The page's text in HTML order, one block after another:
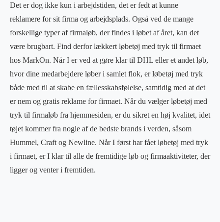
Det er dog ikke kun i arbejdstiden, det er fedt at kunne
reklamere for sit firma og arbejdsplads. Også ved de mange
forskellige typer af firmaløb, der findes i løbet af året, kan det
være brugbart. Find derfor lækkert løbetøj med tryk til firmaet
hos MarkOn. Når I er ved at gøre klar til DHL eller et andet løb,
hvor dine medarbejdere løber i samlet flok, er løbetøj med tryk
både med til at skabe en fællesskabsfølelse, samtidig med at det
er nem og gratis reklame for firmaet. Når du vælger løbetøj med
tryk til firmaløb fra hjemmesiden, er du sikret en høj kvalitet, idet
tøjet kommer fra nogle af de bedste brands i verden, såsom
Hummel, Craft og Newline. Når I først har fået løbetøj med tryk
i firmaet, er I klar til alle de fremtidige løb og firmaaktiviteter, der
ligger og venter i fremtiden.